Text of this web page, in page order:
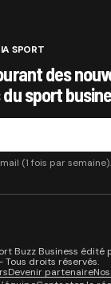
SPORT
des
sport
(1 fois par semaine).
Buzz Business édité
- Tous droits réservés.
Devenir partenaire